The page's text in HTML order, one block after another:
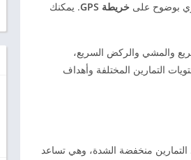
بوضوح على خريطة GPS
. يمكنك
والمشي والركض السريع،
التمارين المختلفة وأهداف
منخفضة الشدة، وهي تساعد